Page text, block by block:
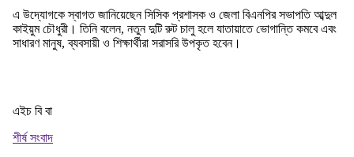
এ উদ্যোগকে স্বাগত জানিয়েছেন সিসিক প্রশাসক ও জেলা বিএনপির সভাপতি আব্দুল
কাইয়ুম চৌধুরী। তিনি বলেন, নতুন দুটি রুট চালু হলে যাতায়াতে ভোগান্তি কমবে এবং
সাধারণ মানুষ, ব্যবসায়ী ও শিক্ষার্থীরা সরাসরি উপকৃত হবেন।
এইচ বি বা
শীর্ষ সংবাদ